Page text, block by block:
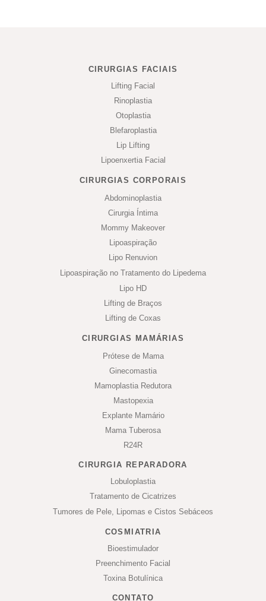
CIRURGIAS FACIAIS
Lifting Facial
Rinoplastia
Otoplastia
Blefaroplastia
Lip Lifting
Lipoenxertia Facial
CIRURGIAS CORPORAIS
Abdominoplastia
Cirurgia Íntima
Mommy Makeover
Lipoaspiração
Lipo Renuvion
Lipoaspiração no Tratamento do Lipedema
Lipo HD
Lifting de Braços
Lifting de Coxas
CIRURGIAS MAMÁRIAS
Prótese de Mama
Ginecomastia
Mamoplastia Redutora
Mastopexia
Explante Mamário
Mama Tuberosa
R24R
CIRURGIA REPARADORA
Lobuloplastia
Tratamento de Cicatrizes
Tumores de Pele, Lipomas e Cistos Sebáceos
COSMIATRIA
Bioestimulador
Preenchimento Facial
Toxina Botulínica
CONTATO